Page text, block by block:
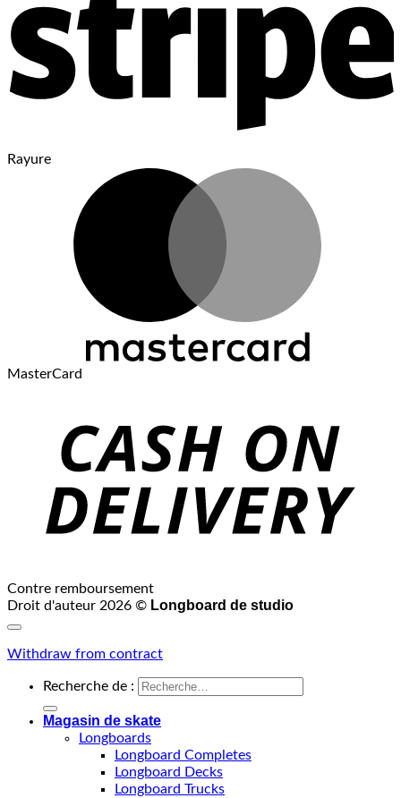
Rayure
MasterCard
Contre remboursement
Droit d'auteur 2026 © Longboard de studio
Withdraw from contract
Recherche de :
Magasin de skate
Longboards
Longboard Completes
Longboard Decks
Longboard Trucks